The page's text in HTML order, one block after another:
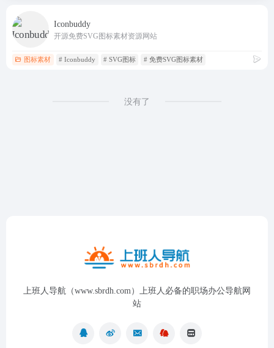
Iconbuddy
开源免费SVG图标素材资源网站
图标素材 # Iconbuddy # SVG图标 # 免费SVG图标素材
没有了
上班人导航（www.sbrdh.com）上班人必备的职场办公导航网
站